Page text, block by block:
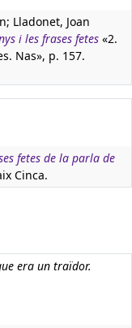
Lladonet, Joan
i les frases fetes «2.
Nas», p. 157.
fetes de la parla de
Cinca.
era un traïdor.